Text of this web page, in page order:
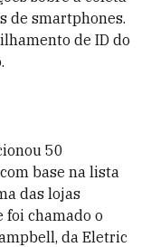
de smartphones.
de ID do
50
base na lista
das lojas
foi chamado o
da Eletric